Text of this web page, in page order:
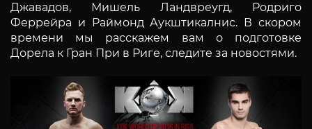
Джавадов, Мишель Ландвреугд, Родриго
Феррейра и Раймонд Аукштикалнис. В скором
времени мы расскажем вам о подготовке
Дорела к Гран При в Риге, следите за новостями.